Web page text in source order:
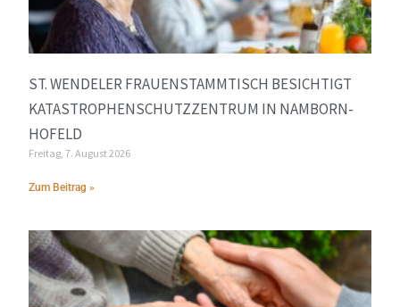
ST. WENDELER FRAUENSTAMMTISCH BESICHTIGT
KATASTROPHENSCHUTZZENTRUM IN NAMBORN-
HOFELD
Freitag, 7. August 2026
Zum Beitrag »